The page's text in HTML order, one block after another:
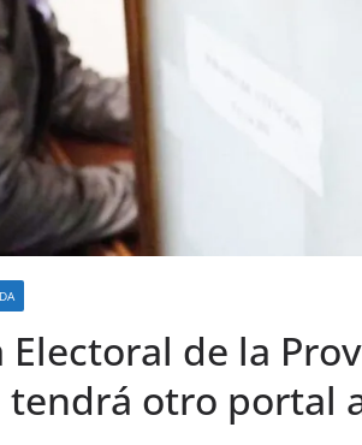
Electoral de la
tendrá otro portal